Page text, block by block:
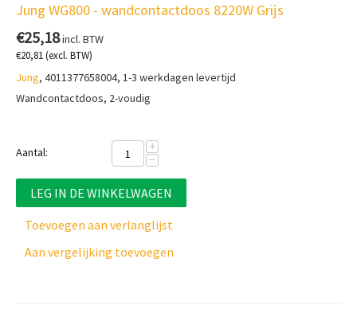
Jung WG800 - wandcontactdoos 8220W Grijs
€25,18incl. BTW
€20,81(excl. BTW)
Jung, 4011377658004, 1-3 werkdagen levertijd
Wandcontactdoos, 2-voudig
Aantal:
+
−
LEG IN DE WINKELWAGEN
Toevoegen aan verlanglijst
Aan vergelijking toevoegen